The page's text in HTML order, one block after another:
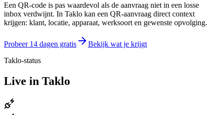
Een QR-code is pas waardevol als de aanvraag niet in een losse
inbox verdwijnt. In Taklo kan een QR-aanvraag direct context
krijgen: klant, locatie, apparaat, werksoort en gewenste opvolging.
Probeer 14 dagen gratis
Bekijk wat je krijgt
Taklo-status
Live in Taklo